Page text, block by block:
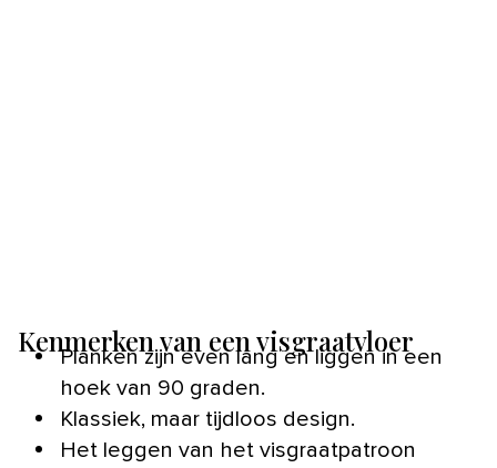
Kenmerken van een visgraatvloer
Planken zijn even lang en liggen in een
hoek van 90 graden.
Klassiek, maar tijdloos design.
Het leggen van het visgraatpatroon